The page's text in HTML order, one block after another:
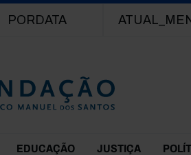
PORDATA
EDUCAÇÃO JUSTIÇA